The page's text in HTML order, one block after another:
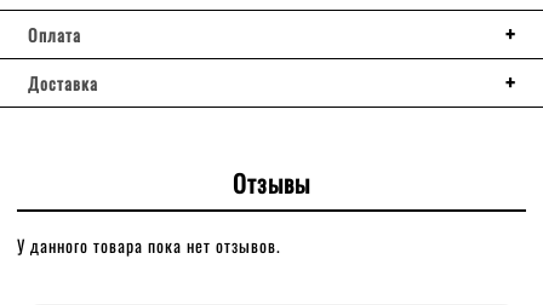
Оплата
Доставка
Отзывы
У данного товара пока нет отзывов.